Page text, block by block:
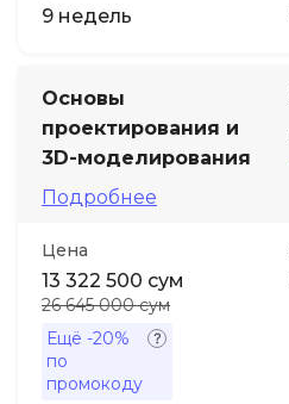
9 недель
Основы
проектирования и
3D-моделирования
Подробнее
Цена
13 322 500 сум
26 645 000 сум
Ещё -20%
по
промокоду
Акции и промокоды